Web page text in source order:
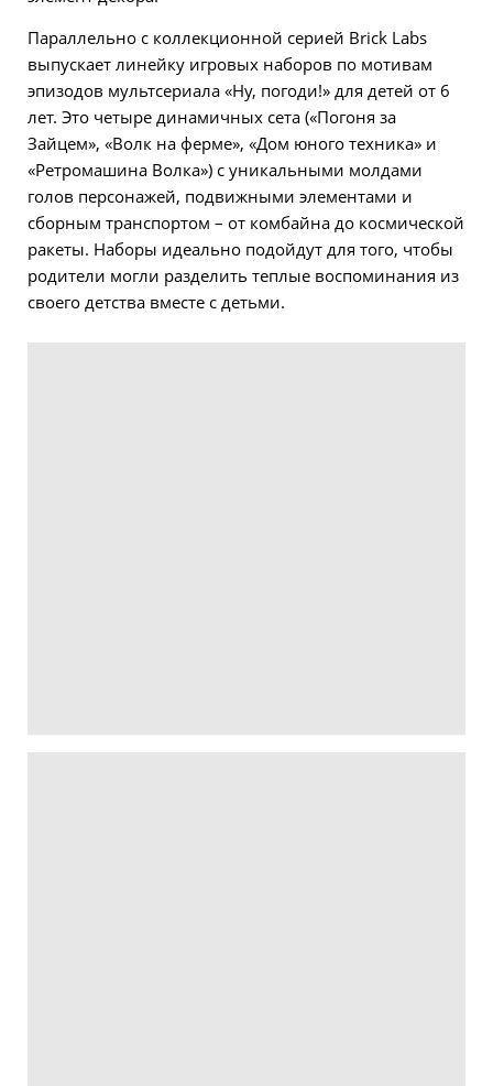
Параллельно с коллекционной серией Brick Labs
выпускает линейку игровых наборов по мотивам
эпизодов мультсериала «Ну, погоди!» для детей от 6
лет. Это четыре динамичных сета («Погоня за
Зайцем», «Волк на ферме», «Дом юного техника» и
«Ретромашина Волка») с уникальными молдами
голов персонажей, подвижными элементами и
сборным транспортом – от комбайна до космической
ракеты. Наборы идеально подойдут для того, чтобы
родители могли разделить теплые воспоминания из
своего детства вместе с детьми.